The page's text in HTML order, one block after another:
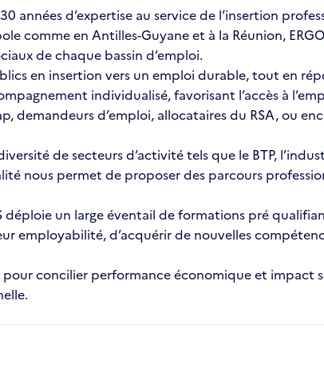
années d’expertise au service de l’insertion
comme en Antilles-Guyane et à la Réunion,
de chaque bassin d’emploi.
en insertion vers un emploi durable, tout en
individualisé, favorisant l’accès à
demandeurs d’emploi, allocataires du RSA, ou
de secteurs d’activité tels que le BTP,
nous permet de proposer des parcours
déploie un large éventail de formations pré
employabilité, d’acquérir de nouvelles
pour concilier performance économique et impact